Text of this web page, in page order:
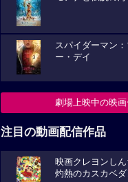
スパイダーマン
ー・デイ
劇場上映中の映画
注目の動画配信作品
映画クレヨンしん
灼熱のカスカベ